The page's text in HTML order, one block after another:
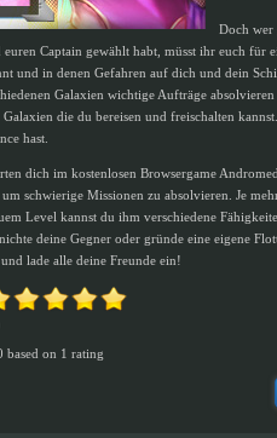
Doch wer
Captain gewählt habt, müsst ihr euch für
und in denen Gefahren auf dich und dein
Galaxien wichtige Aufträge
die du bereisen und freischalten
hast.
dich im kostenlosen Browsergame
schwierige Missionen zu absolvieren. Je
Level kannst du ihm verschiedene
deine Gegner oder gründe eine eigene
lade alle deine Freunde ein!
based on 1 rating